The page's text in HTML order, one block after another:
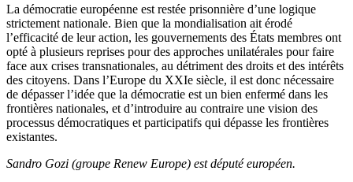
La démocratie européenne est restée prisonnière d’une logique
strictement nationale. Bien que la mondialisation ait érodé
l’efficacité de leur action, les gouvernements des États membres ont
opté à plusieurs reprises pour des approches unilatérales pour faire
face aux crises transnationales, au détriment des droits et des intérêts
des citoyens. Dans l’Europe du XXIe siècle, il est donc nécessaire
de dépasser l’idée que la démocratie est un bien enfermé dans les
frontières nationales, et d’introduire au contraire une vision des
processus démocratiques et participatifs qui dépasse les frontières
existantes.
Sandro Gozi (groupe Renew Europe) est député européen.